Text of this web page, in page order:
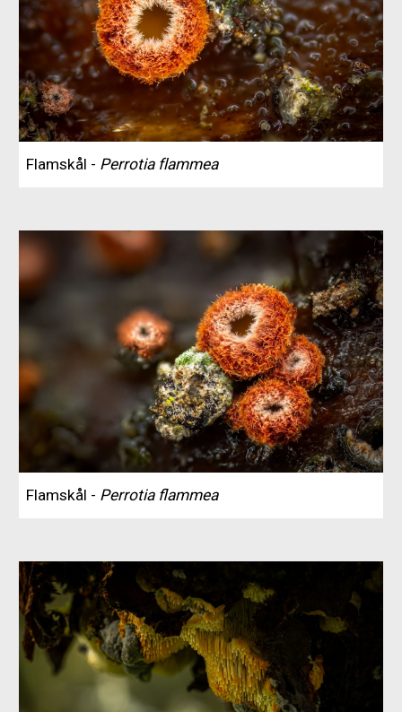
Flamskål - Perrotia flammea
Flamskål - Perrotia flammea